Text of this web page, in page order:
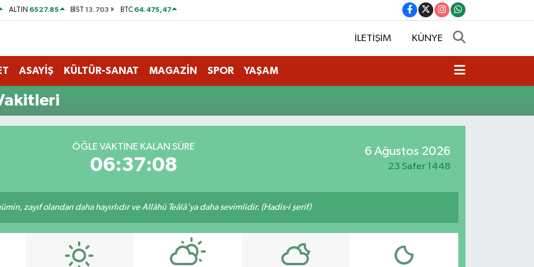
ALTIN 6527.85 BİST13.703 BTC 64.475,47
İLETİŞİM KÜNYE
ASAYİŞ KÜLTÜR-SANAT MAGAZİN SPOR YAŞAM
ÖĞLE VAKTINE KALAN SÜRE
06:37:08
6 Ağustos 2026
23 Safer 1448
zayıf olandan daha hayırlıdır ve Allâhü Teâlâ'ya daha sevimlidir. (Hadis-i şerif)